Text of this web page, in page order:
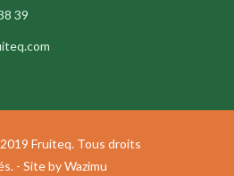
39
Fruiteq. Tous droits
- Site byWazimu